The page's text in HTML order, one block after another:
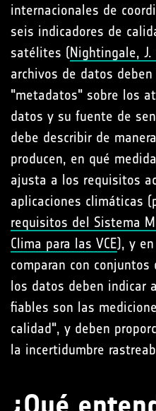
internacionales de
seis indicadores de
satélites (Nightingale,
archivos de datos
"metadatos" sobre los
datos y su fuente de
debe describir de
producen, en qué
ajusta a los requisitos
aplicaciones climáticas
requisitos del Sistema
Clima para las VCE), y
comparan con
los datos deben indicar
fiables son las
calidad", y deben
la incertidumbre